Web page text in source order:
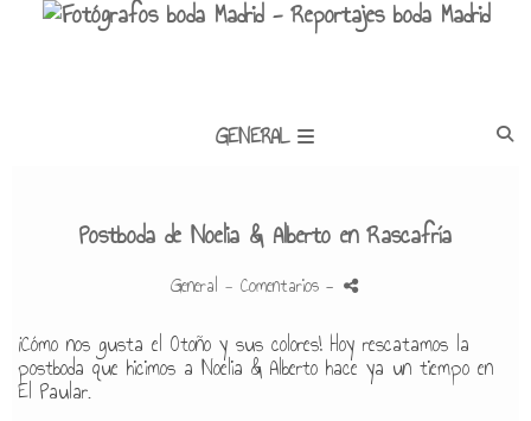
GENERAL
Postboda de Noelia & Alberto en Rascafría
General - Comentarios -
¡Cómo nos gusta el Otoño y sus colores! Hoy rescatamos la
postboda que hicimos a Noelia & Alberto hace ya un tiempo en
El Paular.